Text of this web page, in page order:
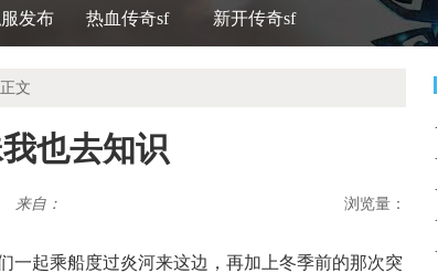
发布 热血传奇sf 新开传奇sf
文
也去知识
来自： 浏览量：
一起乘船度过炎河来这边，再加上冬季前的那次突
·
·
·
·
·